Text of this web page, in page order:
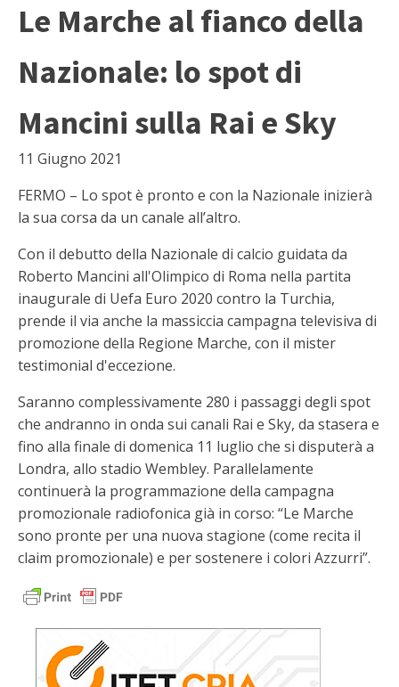
Le Marche al fianco della
Nazionale: lo spot di
Mancini sulla Rai e Sky
11 Giugno 2021
FERMO – Lo spot è pronto e con la Nazionale inizierà
la sua corsa da un canale all’altro.
Con il debutto della Nazionale di calcio guidata da
Roberto Mancini all'Olimpico di Roma nella partita
inaugurale di Uefa Euro 2020 contro la Turchia,
prende il via anche la massiccia campagna televisiva di
promozione della Regione Marche, con il mister
testimonial d'eccezione.
Saranno complessivamente 280 i passaggi degli spot
che andranno in onda sui canali Rai e Sky, da stasera e
fino alla finale di domenica 11 luglio che si disputerà a
Londra, allo stadio Wembley. Parallelamente
continuerà la programmazione della campagna
promozionale radiofonica già in corso: “Le Marche
sono pronte per una nuova stagione (come recita il
claim promozionale) e per sostenere i colori Azzurri”.